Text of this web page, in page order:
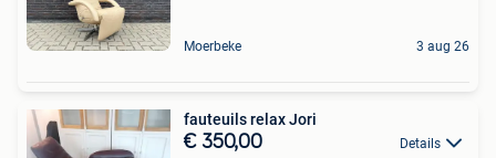
Moerbeke 3 aug 26
fauteuils relax Jori
€ 350,00 Details